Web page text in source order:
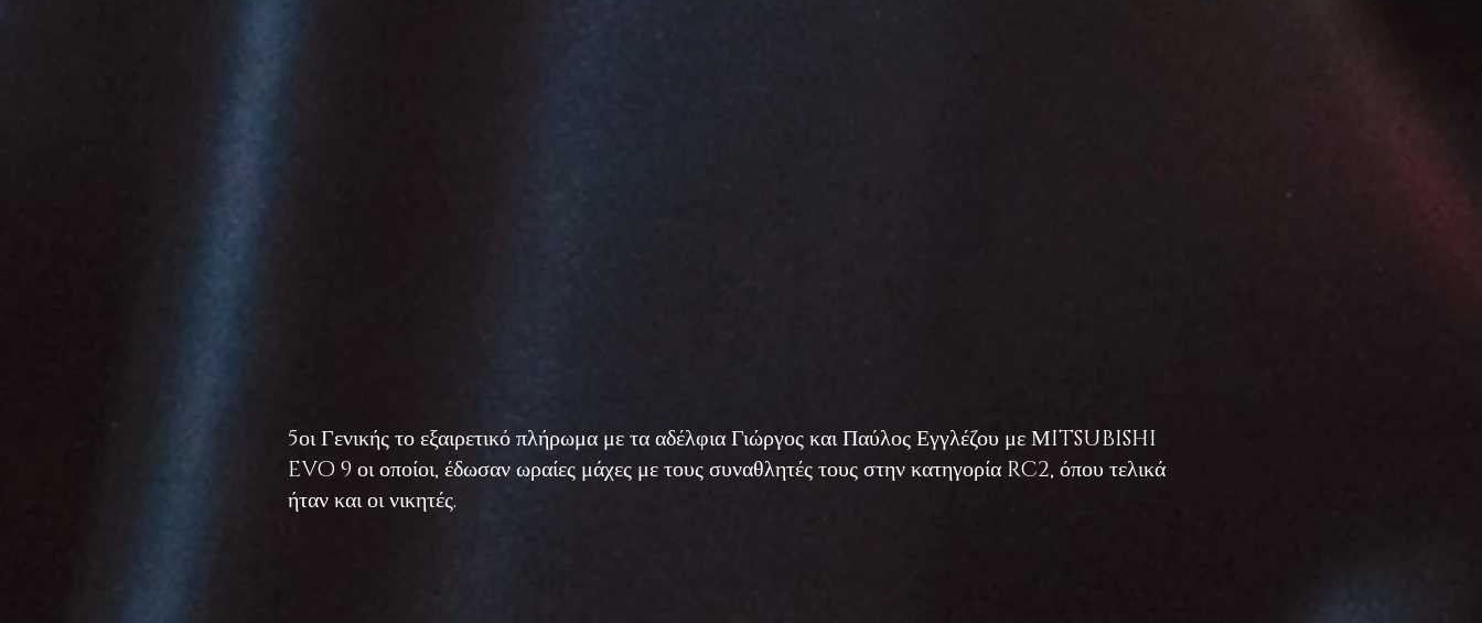
5οι Γενικής το εξαιρετικό πλήρωμα με τα αδέλφια Γιώργος και Παύλος Εγγλέζου με ΜITSUBISHI
EVO 9 οι οποίοι, έδωσαν ωραίες μάχες με τους συναθλητές τους στην κατηγορία RC2, όπου τελικά
ήταν και οι νικητές.